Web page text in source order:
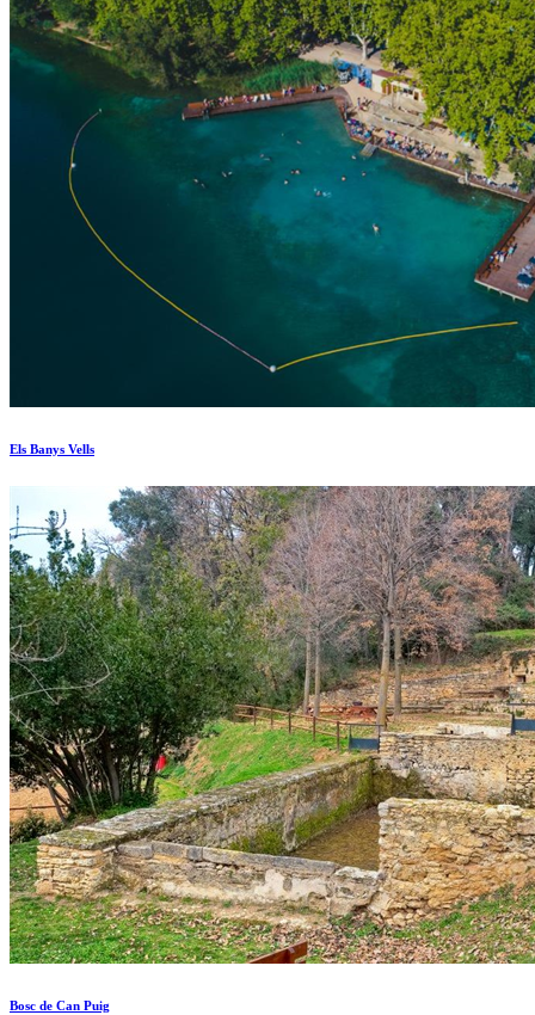
Els Banys Vells
Bosc de Can Puig